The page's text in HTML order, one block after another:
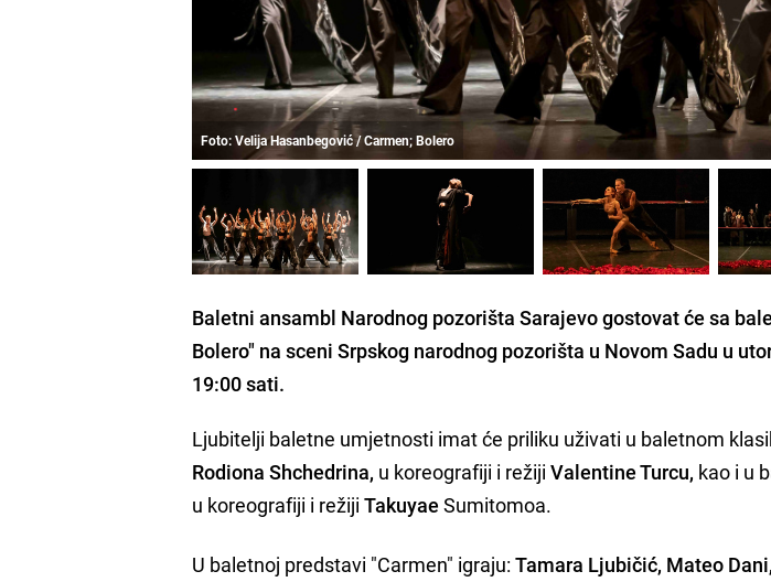
Foto: Velija Hasanbegović / Carmen; Bolero
Baletni ansambl Narodnog pozorišta Sarajevo gostovat će sa
Bolero" na sceni Srpskog narodnog pozorišta u Novom Sadu u
19:00 sati.
Ljubitelji baletne umjetnosti imat će priliku uživati u baletnom
Rodiona Shchedrina, u koreografiji i režijiValentine Turcu, kao i u
u koreografiji i režijiTakuyae Sumitomoa.
U baletnoj predstavi "Carmen" igraju:Tamara Ljubičić, Mateo